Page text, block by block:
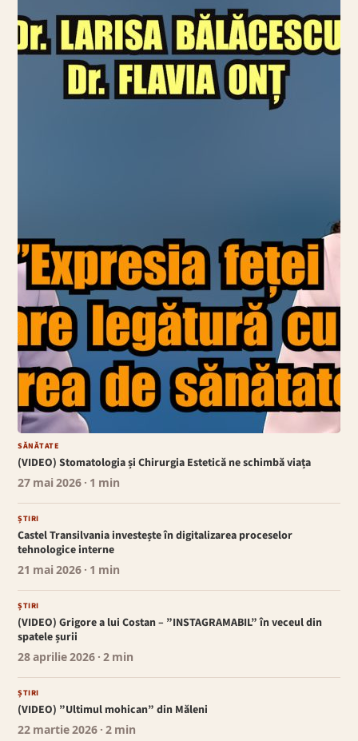
SĂNĂTATE
(VIDEO) Stomatologia și Chirurgia Estetică ne schimbă viața
27 mai 2026 · 1 min
ȘTIRI
Castel Transilvania investește în digitalizarea proceselor
tehnologice interne
21 mai 2026 · 1 min
ȘTIRI
(VIDEO) Grigore a lui Costan – ”INSTAGRAMABIL” în veceul din
spatele șurii
28 aprilie 2026 · 2 min
ȘTIRI
(VIDEO) ”Ultimul mohican” din Măleni
22 martie 2026 · 2 min